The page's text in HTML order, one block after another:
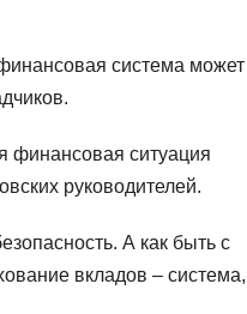
система может
финансовая ситуация
руководителей.
А как быть с
вкладов – система,